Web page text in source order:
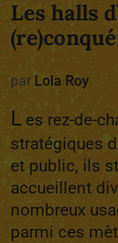
Les halls
par Lola Roy
L es rez-de-
stratégiques
et public, ils
accueillent
nombreux
parmi ces